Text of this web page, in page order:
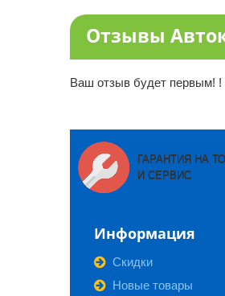
Отзывы
Ваш отзыв будет первым! !
ГАРАНТИЯ НА
И СЕРВИС
Информация
Скидки
Новые товары